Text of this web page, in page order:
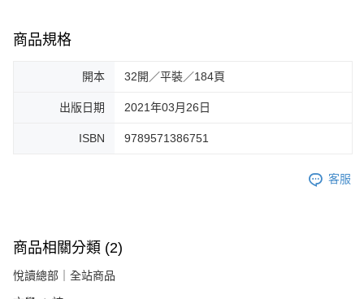
商品規格
開本 32開／平裝／184頁
出版日期 2021年03月26日
ISBN 9789571386751
客服
商品相關分類 (2)
悅讀總部｜全站商品